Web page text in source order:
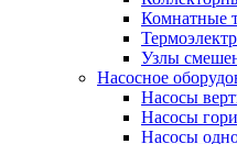
Комнатные
Узлы
Насосное
Насосы
Насосы
Насосы